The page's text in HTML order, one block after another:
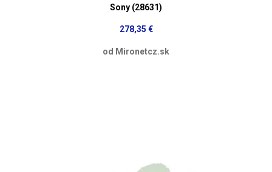
Sony (28631)
278,35 €
od Mironetcz.sk